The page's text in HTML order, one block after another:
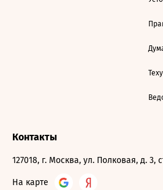
Контакты
127018, г. Москва, ул. Полковая, д. 3,
На карте